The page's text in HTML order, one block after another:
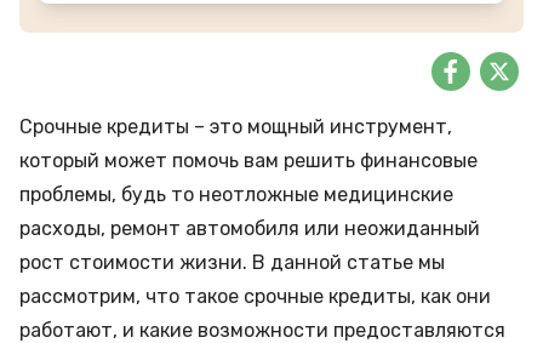
Срочные кредиты – это мощный инструмент,
который может помочь вам решить финансовые
проблемы, будь то неотложные медицинские
расходы, ремонт автомобиля или неожиданный
рост стоимости жизни. В данной статье мы
рассмотрим, что такое срочные кредиты, как они
работают, и какие возможности предоставляются